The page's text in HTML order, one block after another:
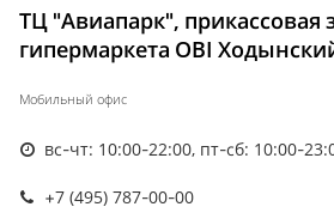
ТЦ "Авиапарк", прикассовая
гипермаркета OBI
Мобильный офис
вс-чт: 10:00-22:00, пт-сб: 10:00-
+7 (495) 787-00-00